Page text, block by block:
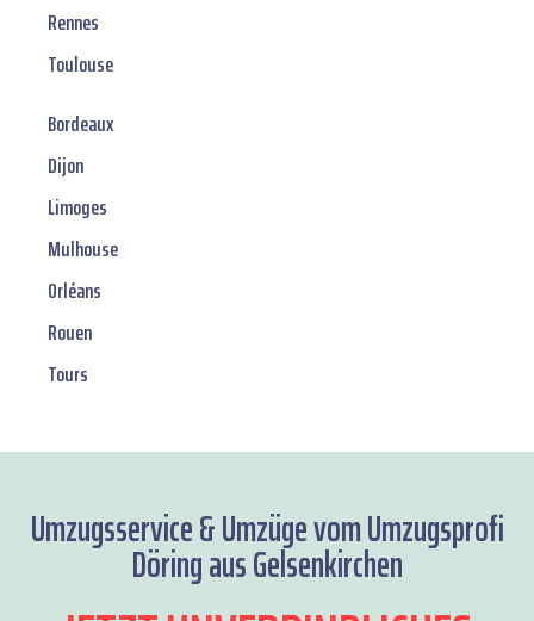
Rennes
Toulouse
Bordeaux
Dijon
Limoges
Mulhouse
Orléans
Rouen
Tours
Umzugsservice & Umzüge vom Umzugsprofi
Döring aus Gelsenkirchen